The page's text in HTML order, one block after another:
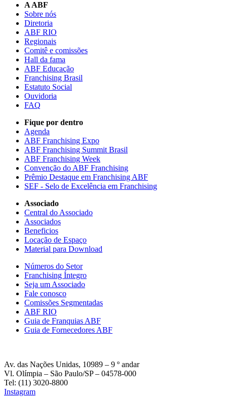
A ABF
Sobre nós
Diretoria
ABF RIO
Regionais
Comitê e comissões
Hall da fama
ABF Educação
Franchising Brasil
Estatuto Social
Ouvidoria
FAQ
Fique por dentro
Agenda
ABF Franchising Expo
ABF Franchising Summit Brasil
ABF Franchising Week
Convenção do ABF Franchising
Prêmio Destaque em Franchising ABF
SEF - Selo de Excelência em Franchising
Associado
Central do Associado
Associados
Beneficios
Locação de Espaço
Material para Download
Números do Setor
Franchising Íntegro
Seja um Associado
Fale conosco
Comissões Segmentadas
ABF RIO
Guia de Franquias ABF
Guia de Fornecedores ABF
Av. das Nações Unidas, 10989 – 9 º andar
Vl. Olímpia – São Paulo/SP – 04578-000
Tel: (11) 3020-8800
Instagram